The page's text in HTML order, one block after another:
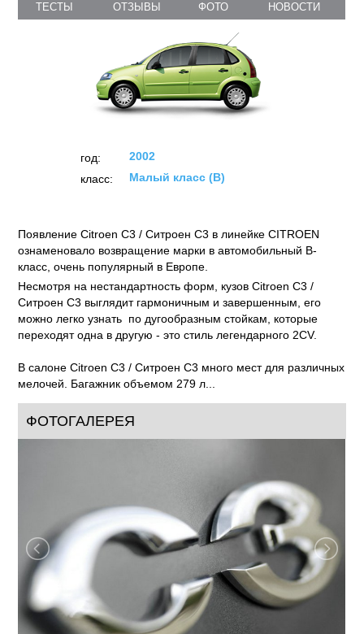
ТЕСТЫ ОТЗЫВЫ ФОТО НОВОСТИ
год:
2002
класс:
Малый класс (B)
Появление Citroen С3 / Ситроен С3 в линейке CITROEN
ознаменовало возвращение марки в автомобильный В-
класс, очень популярный в Европе.
Несмотря на нестандартность форм, кузов Citroen С3 /
Ситроен С3 выглядит гармоничным и завершенным, его
можно легко узнать по дугообразным стойкам, которые
переходят одна в другую - это стиль легендарного 2CV.
В салоне Citroen С3 / Ситроен С3 много мест для различных
мелочей. Багажник объемом 279 л...
ФОТОГАЛЕРЕЯ